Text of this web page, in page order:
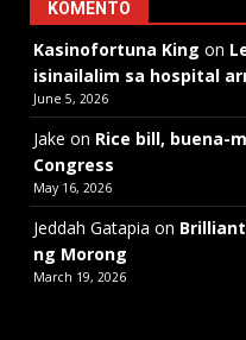
KOMENTO
Kasinofortuna King on
isinailalim sa hospital
June 5, 2026
Jake on Rice bill, buena-
Congress
May 16, 2026
Jeddah Gatapia on
ng Morong
March 19, 2026